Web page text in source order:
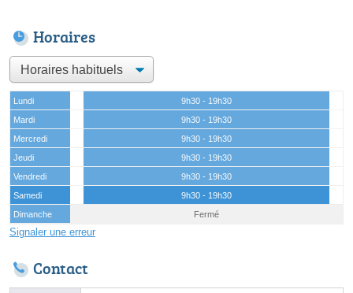
Horaires
Lundi
9h30 - 19h30
Mardi
9h30 - 19h30
Mercredi
9h30 - 19h30
Jeudi
9h30 - 19h30
Vendredi
9h30 - 19h30
Samedi
9h30 - 19h30
Dimanche
Fermé
Signaler une erreur
Contact